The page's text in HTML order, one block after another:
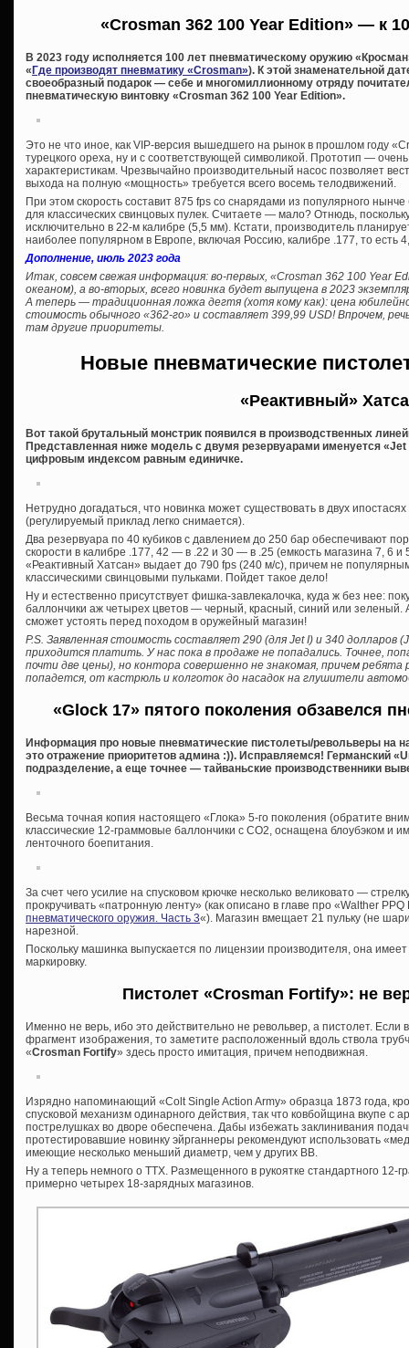
«Crosman 362 100 Year Edition» — к
В 2023 году исполняется 100 лет пневматическому оружию
« Где производят пневматику «Crosman»). К этой знаменательной
своеобразный подарок — себе и многомиллионному отряду
пневматическую винтовку «Crosman 362 100 Year Edition».
Это не что иное, как VIP-версия вышедшего на рынок в прошлом году
турецкого ореха, ну и с соответствующей символикой. Прототип —
характеристикам. Чрезвычайно производительный насос позволяет
выхода на полную «мощность» требуется всего восемь телодвижений.
При этом скорость составит 875 fps со снарядами из популярного
для классических свинцовых пулек. Считаете — мало? Отнюдь,
исключительно в 22-м калибре (5,5 мм). Кстати, производитель
наиболее популярном в Европе, включая Россию, калибре .177, то есть
Дополнение, июль 2023 года
Итак, совсем свежая информация: во-первых, «Crosman 362 100 Year
океаном), а во-вторых, всего новинка будет выпущена в 2023
А теперь — традиционная ложка дегтя (хотя кому как): цена
стоимость обычного «362-го» и составляет 399,99 USD! Впрочем,
там другие приоритеты.
Новые пневматические
«Реактивный»
Вот такой брутальный монстрик появился в производственных
Представленная ниже модель с двумя резервуарами именуется
цифровым индексом равным единичке.
Нетрудно догадаться, что новинка может существовать в двух
(регулируемый приклад легко снимается).
Два резервуара по 40 кубиков с давлением до 250 бар обеспечивают
скорости в калибре .177, 42 — в .22 и 30 — в .25 (емкость магазина 7, 6 и
«Реактивный Хатсан» выдает до 790 fps (240 м/c), причем не
классическими свинцовыми пульками. Пойдет такое дело!
Ну и естественно присутствует фишка-завлекалочка, куда ж без нее:
баллончики аж четырех цветов — черный, красный, синий или зеленый.
сможет устоять перед походом в оружейный магазин!
P.S. Заявленная стоимость составляет 290 (для Jet I) и 340
приходится платить. У нас пока в продаже не попадались. Точнее,
почти две цены), но контора совершенно не знакомая, причем
попадется, от кастрюль и колготок до насадок на глушители
«Glock 17» пятого поколения обзавелся
Информация про новые пневматические пистолеты/револьверы на
это отражение приоритетов админа :)). Исправляемся! Германский
подразделение, а еще точнее — тайваньские производственники
Весьма точная копия настоящего «Глока» 5-го поколения (обратите
классические 12-граммовые баллончики с СО2, оснащена блоубэком и
ленточного боепитания.
За счет чего усилие на спусковом крючке несколько великовато —
прокручивать «патронную ленту» (как описано в главе про «Walther PPQ
пневматического оружия. Часть 3«). Магазин вмещает 21 пульку (не
нарезной.
Поскольку машинка выпускается по лицензии производителя, она
маркировку.
Пистолет «Crosman Fortify»: не
Именно не верь, ибо это действительно не револьвер, а пистолет.
фрагмент изображения, то заметите расположенный вдоль ствола
«Crosman Fortify» здесь просто имитация, причем неподвижная.
Изрядно напоминающий «Colt Single Action Army» образца 1873 года,
спусковой механизм одинарного действия, так что ковбойщина вкупе с
пострелушках во дворе обеспечена. Дабы избежать заклинивания
протестировавшие новинку эйрганнеры рекомендуют использовать
имеющие несколько меньший диаметр, чем у других ВВ.
Ну а теперь немного о ТТХ. Размещенного в рукоятке стандартного 12-
примерно четырех 18-зарядных магазинов.